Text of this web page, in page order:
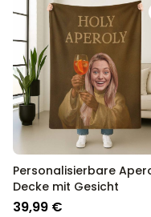
Personalisierbare
Decke mit Gesicht
39,99 €